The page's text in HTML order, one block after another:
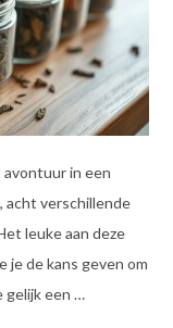
in een
acht verschillende
leuke aan deze
de kans geven om
gelijk een …